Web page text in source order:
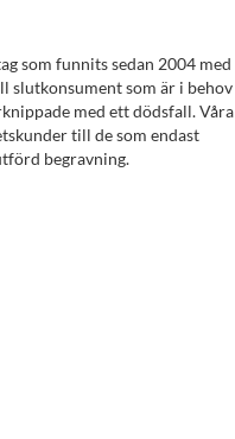
som funnits sedan 2004 med
slutkonsument som är i behov
med ett dödsfall. Våra
till de som endast
begravning.